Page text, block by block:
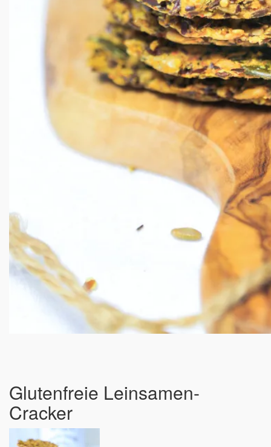
Glutenfreie Leinsamen-
Cracker